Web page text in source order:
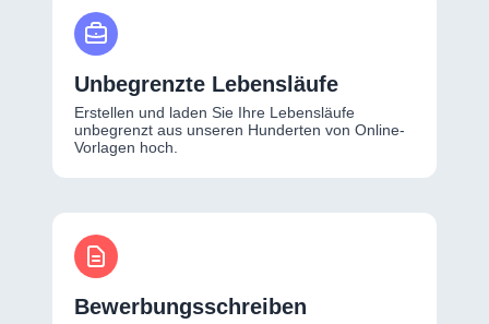
Unbegrenzte Lebensläufe
Erstellen und laden Sie Ihre Lebensläufe
unbegrenzt aus unseren Hunderten von Online-
Vorlagen hoch.
Bewerbungsschreiben